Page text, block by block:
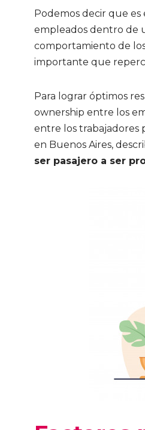
Podemos decir que es
empleados dentro de
comportamiento de
importante que
Para lograr óptimos
ownership entre los
entre los trabajadores
en Buenos Aires,
ser pasajero a ser